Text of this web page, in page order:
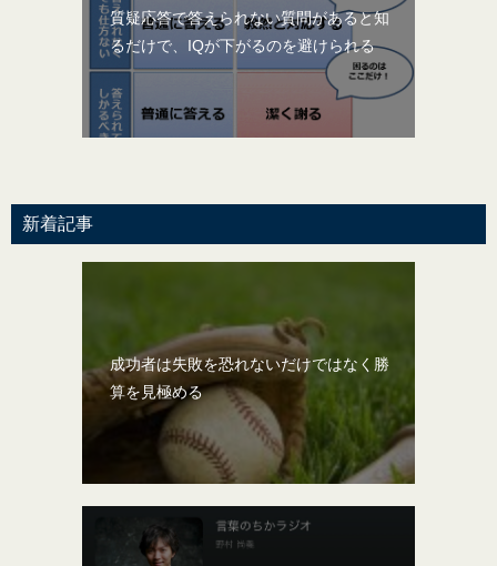
質疑応答で答えられない質問があると知
るだけで、IQが下がるのを避けられる
新着記事
成功者は失敗を恐れないだけではなく勝
算を見極める